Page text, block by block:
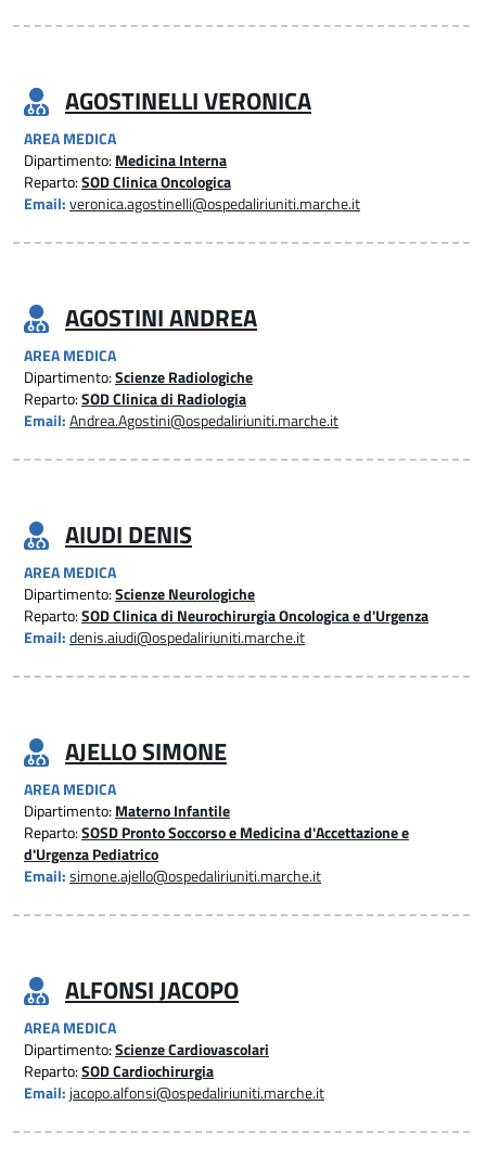
AGOSTINELLI VERONICA
AREA MEDICA
Dipartimento: Medicina Interna
Reparto:SOD Clinica Oncologica
Email: veronica.agostinelli@ospedaliriuniti.marche.it
AGOSTINI ANDREA
AREA MEDICA
Dipartimento:Scienze Radiologiche
Reparto:SOD Clinica di Radiologia
Email: Andrea.Agostini@ospedaliriuniti.marche.it
AIUDI DENIS
AREA MEDICA
Dipartimento:Scienze Neurologiche
Reparto:SOD Clinica di Neurochirurgia Oncologica e d'Urgenza
Email: denis.aiudi@ospedaliriuniti.marche.it
AJELLO SIMONE
AREA MEDICA
Dipartimento: Materno Infantile
Reparto:SOSD Pronto Soccorso e Medicina d'Accettazione e
d'Urgenza Pediatrico
Email: simone.ajello@ospedaliriuniti.marche.it
ALFONSI JACOPO
AREA MEDICA
Dipartimento:Scienze Cardiovascolari
Reparto:SOD Cardiochirurgia
Email: jacopo.alfonsi@ospedaliriuniti.marche.it